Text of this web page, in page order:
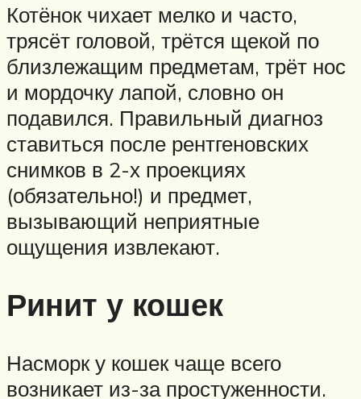
Котёнок чихает мелко и часто,
трясёт головой, трётся щекой по
близлежащим предметам, трёт нос
и мордочку лапой, словно он
подавился. Правильный диагноз
ставиться после рентгеновских
снимков в 2-х проекциях
(обязательно!) и предмет,
вызывающий неприятные
ощущения извлекают.
Ринит у кошек
Насморк у кошек чаще всего
возникает из-за простуженности.